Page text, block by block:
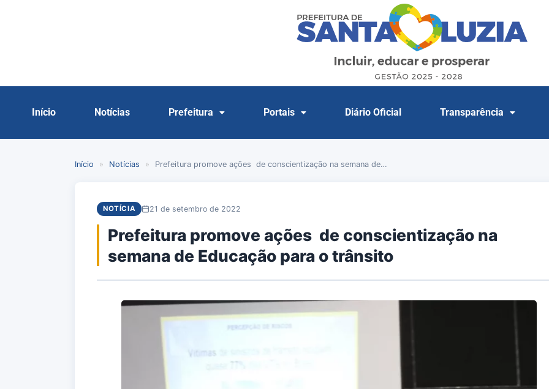
Início Notícias Prefeitura Portais Diário Oficial Transparência
Início » Notícias » Prefeitura promove ações de conscientização na semana de…
NOTÍCIA 21 de setembro de 2022
Prefeitura promove ações de conscientização na
semana de Educação para o trânsito